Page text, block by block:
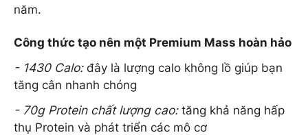
năm.
Công thức tạo nên một Premium Mass hoàn hảo
- 1430 Calo:đây là lượng calo không lồ giúp bạn
tăng cân nhanh chóng
- 70g Protein chất lượng cao:tăng khả năng hấp
thụ Protein và phát triển các mô cơ